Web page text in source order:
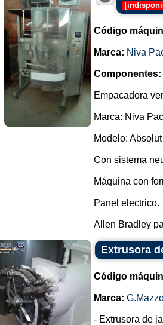
[
Código
Marca: Niva
Componentes:
Empacadora
Marca: Niva
Modelo:
Con sistema
Máquina con
Panel electrico.
Allen Bradley
Extrusora
Código
Marca:
- Extrusora de